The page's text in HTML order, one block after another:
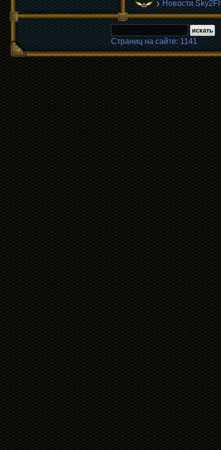
Новости
Страниц на сайте: 1141